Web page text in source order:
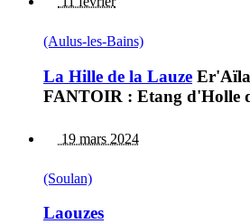
(Aulus-les-Bains)
La Hille de la Lauze
FANTOIR : Etang d'Holle
19 mars 2024
(Soulan)
Laouzes